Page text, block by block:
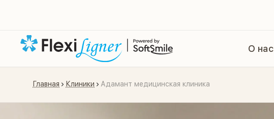
О нас
Главная Клиники Адамант медицинская клиника